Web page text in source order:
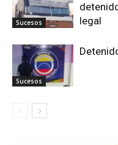
Sucesos
legal
Sucesos